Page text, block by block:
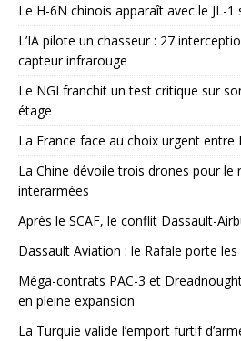
Le H-6N chinois apparaît avec le JL-1
L’IA pilote un chasseur : 27
capteur infrarouge
Le NGI franchit un test critique sur
étage
La France face au choix urgent entre
La Chine dévoile trois drones pour le
interarmées
Après le SCAF, le conflit Dassault-
Dassault Aviation : le Rafale porte
Méga-contrats PAC-3 et
en pleine expansion
La Turquie valide l’emport furtif